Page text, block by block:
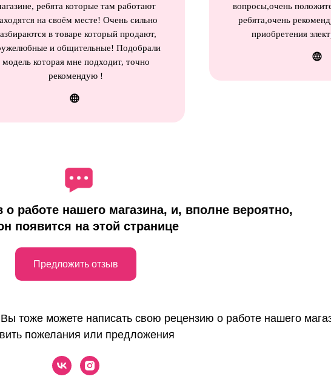
ребята которые там работают
на своём месте! Очень сильно
в товаре который продают,
и общительные! Подобрали
модель которая мне подходит, точно
рекомендую !
вопросы,очень
ребята,очень
приобретения
работе нашего магазина, и, вполне вероятно,
появится на этой странице
Предложить отзыв
тоже можете написать свою рецензию о работе нашего
пожелания или предложения